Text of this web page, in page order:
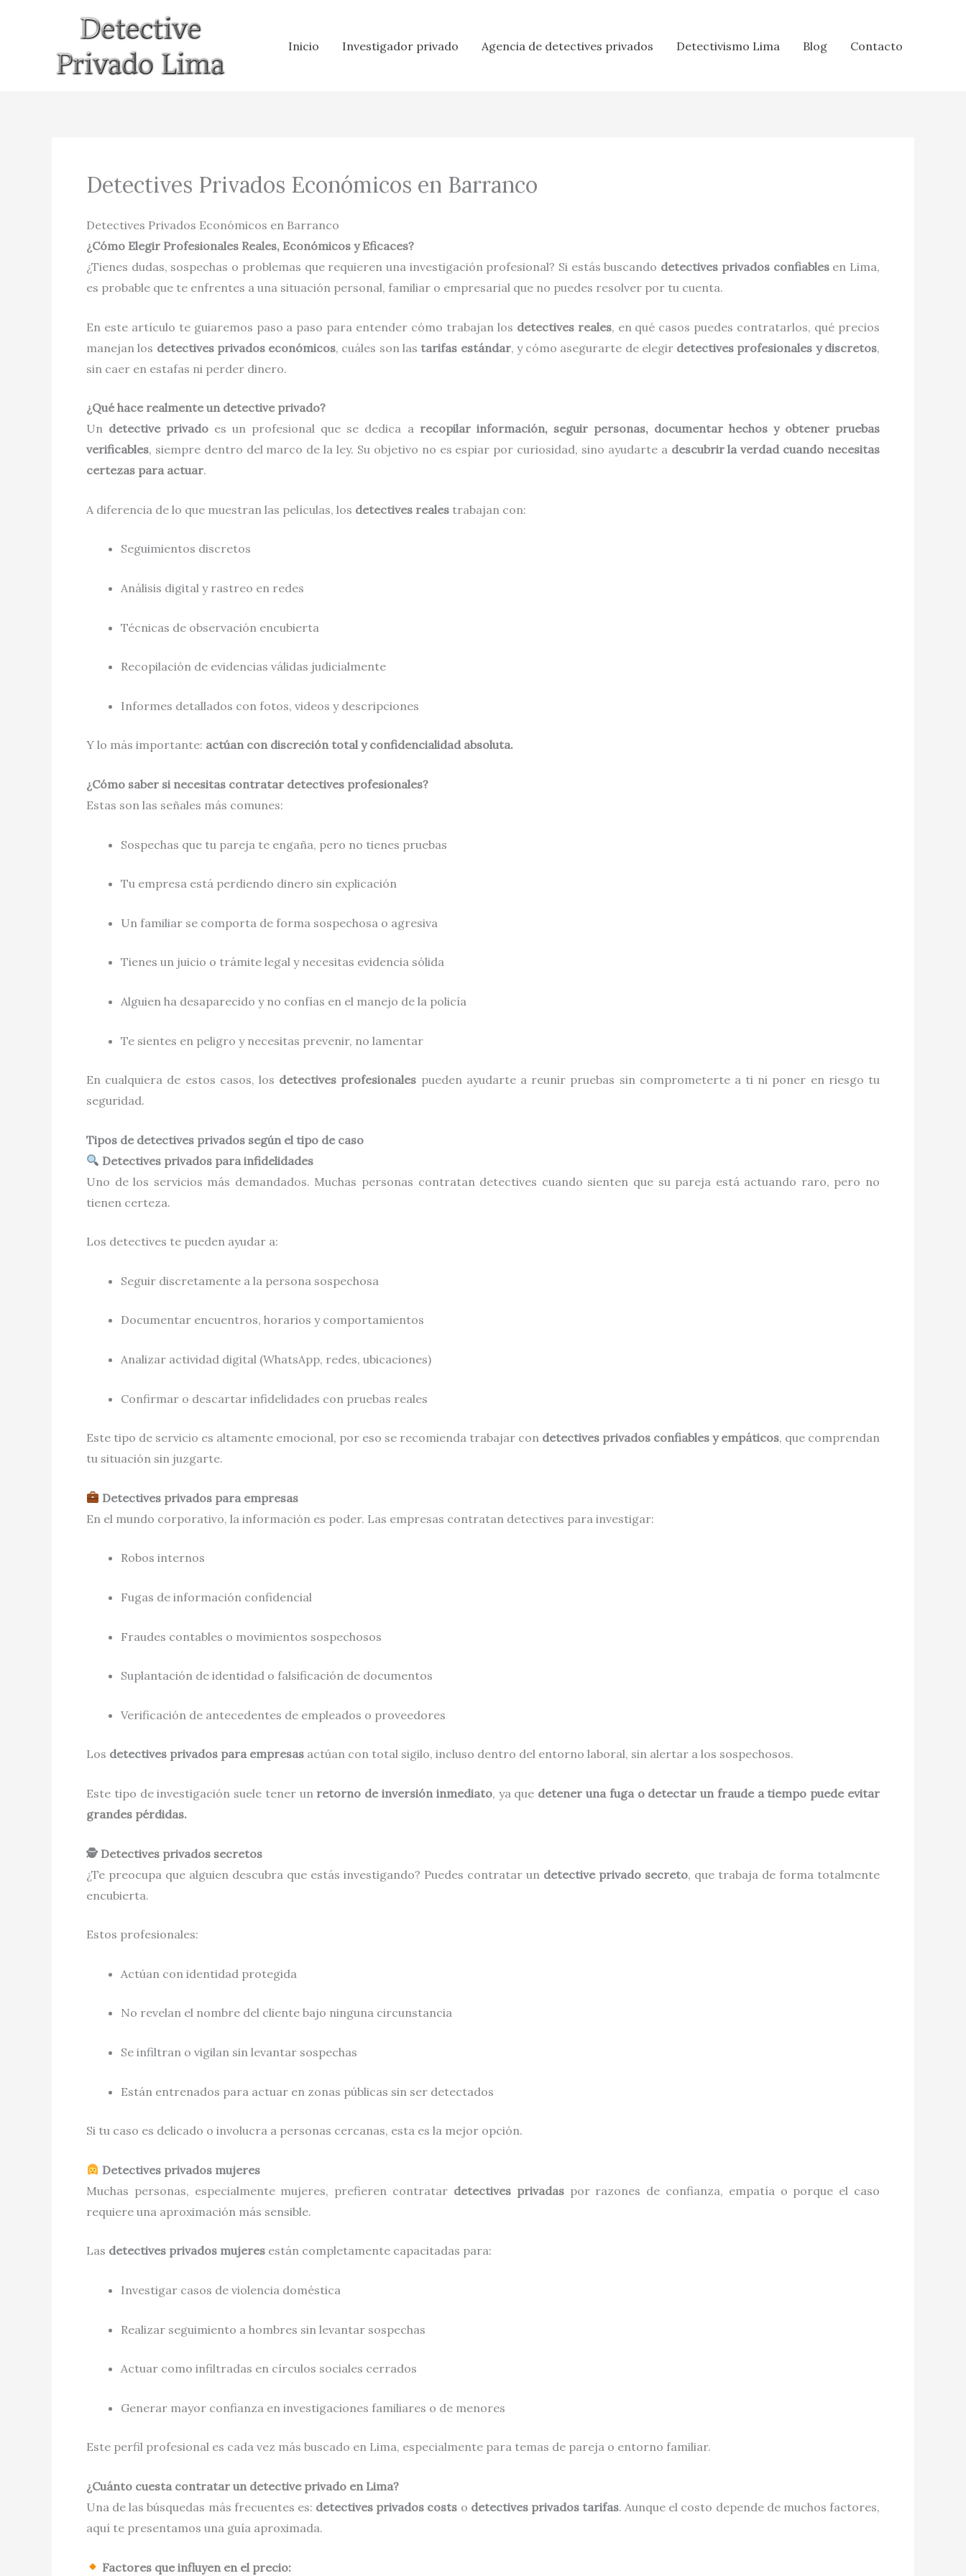
Inicio Investigador privado Agencia de detectives privados Detectivismo Lima Blog Contacto
Detectives Privados Económicos en Barranco
Detectives Privados Económicos en Barranco
¿Cómo Elegir Profesionales Reales, Económicos y Eficaces?
¿Tienes dudas, sospechas o problemas que requieren una investigación profesional? Si estás buscando detectives privados confiablesen Lima,
es probable que te enfrentes a una situación personal, familiar o empresarial que no puedes resolver por tu cuenta.
En este artículo te guiaremos paso a paso para entender cómo trabajan los detectives reales, en qué casos puedes contratarlos, qué precios
manejan los detectives privados económicos, cuáles son las tarifas estándar, y cómo asegurarte de elegir detectives profesionales y discretos,
sin caer en estafas ni perder dinero.
¿Qué hace realmente un detective privado?
Un detective privado es un profesional que se dedica a recopilar información, seguir personas, documentar hechos y obtener pruebas
verificables, siempre dentro del marco de la ley. Su objetivo no es espiar por curiosidad, sino ayudarte a descubrir la verdad cuando necesitas
certezas para actuar.
A diferencia de lo que muestran las películas, los detectives reales trabajan con:
Seguimientos discretos
Análisis digital y rastreo en redes
Técnicas de observación encubierta
Recopilación de evidencias válidas judicialmente
Informes detallados con fotos, videos y descripciones
Y lo más importante: actúan con discreción total y confidencialidad absoluta.
¿Cómo saber si necesitas contratar detectives profesionales?
Estas son las señales más comunes:
Sospechas que tu pareja te engaña, pero no tienes pruebas
Tu empresa está perdiendo dinero sin explicación
Un familiar se comporta de forma sospechosa o agresiva
Tienes un juicio o trámite legal y necesitas evidencia sólida
Alguien ha desaparecido y no confías en el manejo de la policía
Te sientes en peligro y necesitas prevenir, no lamentar
En cualquiera de estos casos, los detectives profesionales pueden ayudarte a reunir pruebas sin comprometerte a ti ni poner en riesgo tu
seguridad.
Tipos de detectives privados según el tipo de caso
Detectives privados para infidelidades
Uno de los servicios más demandados. Muchas personas contratan detectives cuando sienten que su pareja está actuando raro, pero no
tienen certeza.
Los detectives te pueden ayudar a:
Seguir discretamente a la persona sospechosa
Documentar encuentros, horarios y comportamientos
Analizar actividad digital (WhatsApp, redes, ubicaciones)
Confirmar o descartar infidelidades con pruebas reales
Este tipo de servicio es altamente emocional, por eso se recomienda trabajar con detectives privados confiables y empáticos, que comprendan
tu situación sin juzgarte.
Detectives privados para empresas
En el mundo corporativo, la información es poder. Las empresas contratan detectives para investigar:
Robos internos
Fugas de información confidencial
Fraudes contables o movimientos sospechosos
Suplantación de identidad o falsificación de documentos
Verificación de antecedentes de empleados o proveedores
Los detectives privados para empresas actúan con total sigilo, incluso dentro del entorno laboral, sin alertar a los sospechosos.
Este tipo de investigación suele tener un retorno de inversión inmediato, ya que detener una fuga o detectar un fraude a tiempo puede evitar
grandes pérdidas.
🕵️ Detectives privados secretos
¿Te preocupa que alguien descubra que estás investigando? Puedes contratar un detective privado secreto, que trabaja de forma totalmente
encubierta.
Estos profesionales:
Actúan con identidad protegida
No revelan el nombre del cliente bajo ninguna circunstancia
Se infiltran o vigilan sin levantar sospechas
Están entrenados para actuar en zonas públicas sin ser detectados
Si tu caso es delicado o involucra a personas cercanas, esta es la mejor opción.
Detectives privados mujeres
Muchas personas, especialmente mujeres, prefieren contratar detectives privadaspor razones de confianza, empatía o porque el caso
requiere una aproximación más sensible.
Las detectives privados mujeres están completamente capacitadas para:
Investigar casos de violencia doméstica
Realizar seguimiento a hombres sin levantar sospechas
Actuar como infiltradas en círculos sociales cerrados
Generar mayor confianza en investigaciones familiares o de menores
Este perfil profesional es cada vez más buscado en Lima, especialmente para temas de pareja o entorno familiar.
¿Cuánto cuesta contratar un detective privado en Lima?
Una de las búsquedas más frecuentes es: detectives privados costs o detectives privados tarifas. Aunque el costo depende de muchos factores,
aquí te presentamos una guía aproximada.
Factores que influyen en el precio: